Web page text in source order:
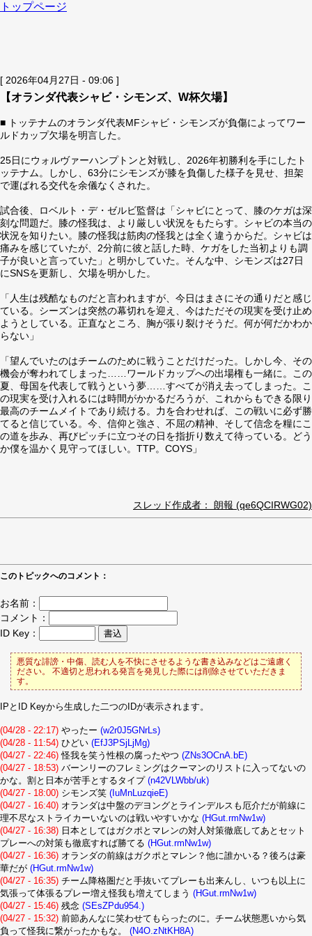
トップページ
[ 2026年04月27日 - 09:06 ]
【オランダ代表シャビ・シモンズ、W杯欠場】
■ トッテナムのオランダ代表MFシャビ・シモンズが負傷によってワー
ルドカップ欠場を明言した。
25日にウォルヴァーハンプトンと対戦し、2026年初勝利を手にしたト
ッテナム。しかし、63分にシモンズが膝を負傷した様子を見せ、担架
で運ばれる交代を余儀なくされた。
試合後、ロベルト・デ・ゼルビ監督は「シャビにとって、膝のケガは深
刻な問題だ。膝の怪我は、より厳しい状況をもたらす。シャビの本当の
状況を知りたい。膝の怪我は筋肉の怪我とは全く違うからだ。シャビは
痛みを感じていたが、2分前に彼と話した時、ケガをした当初よりも調
子が良いと言っていた」と明かしていた。そんな中、シモンズは27日
にSNSを更新し、欠場を明かした。
「人生は残酷なものだと言われますが、今日はまさにその通りだと感じ
ている。シーズンは突然の幕切れを迎え、今はただその現実を受け止め
ようとしている。正直なところ、胸が張り裂けそうだ。何が何だかわか
らない」
「望んでいたのはチームのために戦うことだけだった。しかし今、その
機会が奪われてしまった……ワールドカップへの出場権も一緒に。この
夏、母国を代表して戦うという夢……すべてが消え去ってしまった。こ
の現実を受け入れるには時間がかかるだろうが、これからもできる限り
最高のチームメイトであり続ける。力を合わせれば、この戦いに必ず勝
てると信じている。今、信仰と強さ、不屈の精神、そして信念を糧にこ
の道を歩み、再びピッチに立つその日を指折り数えて待っている。どう
か僕を温かく見守ってほしい。TTP。COYS」
スレッド作成者： 朗報 (qe6QCIRWG02)
このトピックへのコメント：
お名前：
コメント：
ID Key：
悪質な誹謗・中傷、読む人を不快にさせるような書き込みなどはご遠慮く
ださい。 不適切と思われる発言を発見した際には削除させていただきま
す。
IPとID Keyから生成した二つのIDが表示されます。
(04/28 - 22:17) やったー (w2r0J5GNrLs)
(04/28 - 11:54) ひどい (EfJ3PSjLjMg)
(04/27 - 22:46) 怪我を笑う性根の腐ったやつ (ZNs3OCnA.bE)
(04/27 - 18:53) バーンリーのフレミングはクーマンのリストに入ってないの
かな。割と日本が苦手とするタイプ (n42VLWbb/uk)
(04/27 - 18:00) シモンズ笑 (IuMnLuzqieE)
(04/27 - 16:40) オランダは中盤のデヨングとラインデルスも厄介だが前線に
理不尽なストライカーいないのは戦いやすいかな (HGut.rmNw1w)
(04/27 - 16:38) 日本としてはガクポとマレンの対人対策徹底してあとセット
プレーへの対策も徹底すれば勝てる (HGut.rmNw1w)
(04/27 - 16:36) オランダの前線はガクポとマレン？他に誰かいる？後ろは豪
華だが (HGut.rmNw1w)
(04/27 - 16:35) チーム降格圏だと手抜いてプレーも出来んし、いつも以上に
気張って体張るプレー増え怪我も増えてしまう (HGut.rmNw1w)
(04/27 - 15:46) 残念 (SEsZPdu954.)
(04/27 - 15:32) 前節あんなに笑わせてもらったのに。チーム状態悪いから気
負って怪我に繋がったかもな。 (N4O.zNtKH8A)